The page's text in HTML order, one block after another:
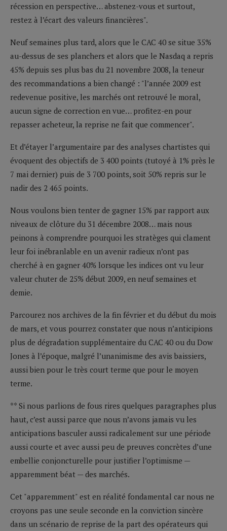
récession en perspective… abstenez-vous et surtout,
restez à l’écart des valeurs financières".
Neuf semaines plus tard, alors que le CAC 40 se situe 35%
au-dessus de ses planchers et alors que le Nasdaq a repris
45% depuis ses plus bas du 21 novembre 2008, la teneur
des recommandations a bien changé : "l’année 2009 est
redevenue positive, les marchés ont retrouvé le moral,
aucun signe de correction en vue… profitez-en pour
repasser acheteur, la reprise ne fait que commencer".
Et d’étayer l’argumentaire par des analyses chartistes qui
évoquent des objectifs de 3 400 points (tutoyé à 1% près le
7 mai dernier) puis de 3 700 points, soit 50% repris sur le
nadir des 2 465 points.
Nous voulons bien tenter de gagner 15% par rapport aux
niveaux de clôture du 31 décembre 2008… mais nous
peinons à comprendre pourquoi les stratèges qui clament
leur foi inébranlable en un avenir radieux n’ont pas
cherché à en gagner 40% lorsque les indices ont vu leur
valeur chuter de 25% début 2009, en neuf semaines et
demie.
Parcourez nos archives de la fin février et du début du mois
de mars, et vous pourrez constater que nous n’anticipions
plus de dégradation supplémentaire du CAC 40 ou du Dow
Jones à l’époque, malgré l’unanimisme des avis baissiers,
aussi bien pour le très court terme que pour le moyen
terme.
** Si nous parlions de fous rires quelques paragraphes plus
haut, c’est aussi parce que nous n’avons jamais vu les
anticipations basculer aussi radicalement sur une période
aussi courte et avec aussi peu de preuves concrètes d’une
embellie conjoncturelle pour justifier l’optimisme —
apparemment béat — des marchés.
Cet "apparemment" est en réalité fondamental car nous ne
croyons pas une seule seconde en la conviction sincère
dans un scénario de reprise de la part des opérateurs qui